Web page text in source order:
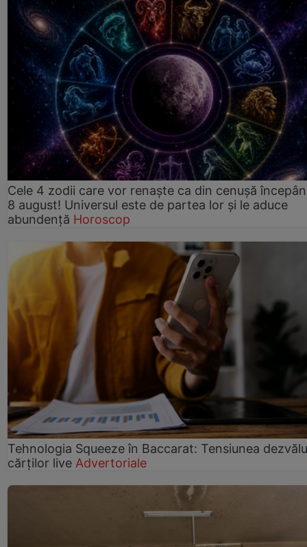
Cele 4 zodii care vor renaște ca din cenușă
8 august! Universul este de partea lor și le aduce
abundență Horoscop
Tehnologia Squeeze în Baccarat: Tensiunea
cărților live Advertoriale